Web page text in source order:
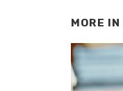
MORE IN